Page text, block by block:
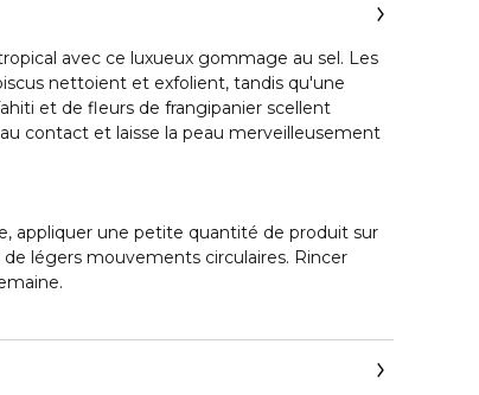
avec ce luxueux gommage au sel. Les
nettoient et exfolient, tandis qu'une
et de fleurs de frangipanier scellent
contact et laisse la peau merveilleusement
appliquer une petite quantité de produit sur
légers mouvements circulaires. Rincer